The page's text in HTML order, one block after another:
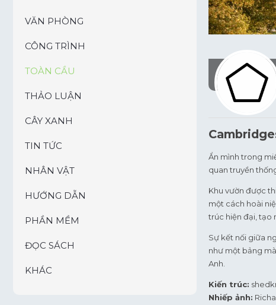
VĂN PHÒNG
CÔNG TRÌNH
TOÀN CẦU
THẢO LUẬN
CÂY XANH
TIN TỨC
NHÂN VẬT
HƯỚNG DẪN
PHẦN MỀM
ĐỌC SÁCH
KHÁC
Ẩn mình trong
quan truyền
Khu vườn được
một cách hoài
trúc hiện đại, tạo
Sự kết nối giữa
như một bảng
Anh.
Kiến trúc:
Nhiếp ảnh: